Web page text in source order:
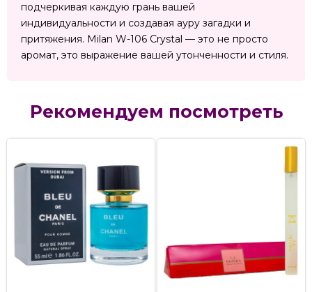
подчеркивая каждую грань вашей
индивидуальности и создавая ауру загадки и
притяжения. Milan W-106 Crystal — это не просто
аромат, это выражение вашей утонченности и стиля.
Рекомендуем посмотреть